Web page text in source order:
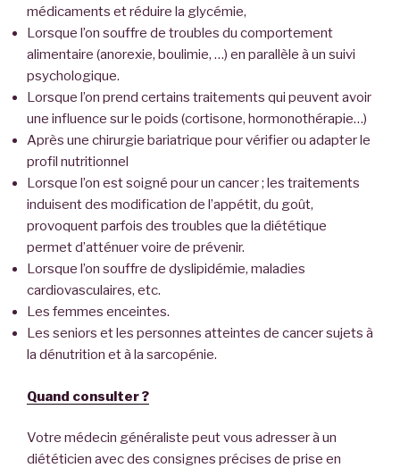
médicaments et réduire la glycémie,
Lorsque l’on souffre de troubles du comportement
alimentaire (anorexie, boulimie, …) en parallèle à un suivi
psychologique.
Lorsque l’on prend certains traitements qui peuvent avoir
une influence sur le poids (cortisone, hormonothérapie…)
Après une chirurgie bariatrique pour vérifier ou adapter le
profil nutritionnel
Lorsque l’on est soigné pour un cancer ; les traitements
induisent des modification de l’appétit, du goût,
provoquent parfois des troubles que la diététique
permet d’atténuer voire de prévenir.
Lorsque l’on souffre de dyslipidémie, maladies
cardiovasculaires, etc.
Les femmes enceintes.
Les seniors et les personnes atteintes de cancer sujets à
la dénutrition et à la sarcopénie.
Quand consulter ?
Votre médecin généraliste peut vous adresser à un
diététicien avec des consignes précises de prise en